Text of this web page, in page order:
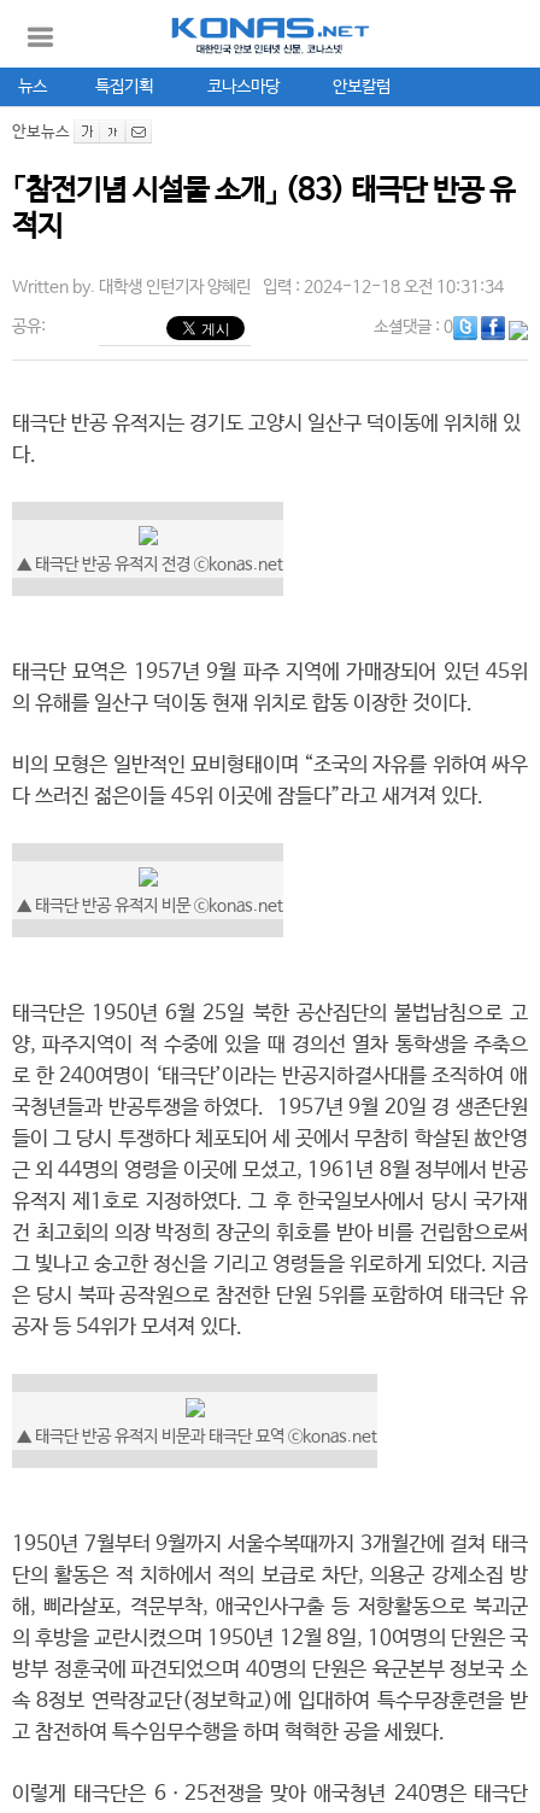
뉴스 특집기획 코나스마당 안보칼럼
안보뉴스
「참전기념 시설물 소개」 (83) 태극단 반공 유
적지
Written by. 대학생 인턴기자 양혜린 입력 : 2024-12-18 오전 10:31:34
공유: 소셜댓글: 0
태극단 반공 유적지는 경기도 고양시 일산구 덕이동에 위치해 있
다.
▲ 태극단 반공 유적지 전경 ⓒkonas.net
태극단 묘역은 1957년 9월 파주 지역에 가매장되어 있던 45위
의 유해를 일산구 덕이동 현재 위치로 합동 이장한 것이다.
비의 모형은 일반적인 묘비형태이며 “조국의 자유를 위하여 싸우
다 쓰러진 젊은이들 45위 이곳에 잠들다”라고 새겨져 있다.
▲ 태극단 반공 유적지 비문 ⓒkonas.net
태극단은 1950년 6월 25일 북한 공산집단의 불법남침으로 고
양, 파주지역이 적 수중에 있을 때 경의선 열차 통학생을 주축으
로 한 240여명이 ‘태극단’이라는 반공지하결사대를 조직하여 애
국청년들과 반공투쟁을 하였다. 1957년 9월 20일 경 생존단원
들이 그 당시 투쟁하다 체포되어 세 곳에서 무참히 학살된 故안영
근 외 44명의 영령을 이곳에 모셨고, 1961년 8월 정부에서 반공
유적지 제1호로 지정하였다. 그 후 한국일보사에서 당시 국가재
건 최고회의 의장 박정희 장군의 휘호를 받아 비를 건립함으로써
그 빛나고 숭고한 정신을 기리고 영령들을 위로하게 되었다. 지금
은 당시 북파 공작원으로 참전한 단원 5위를 포함하여 태극단 유
공자 등 54위가 모셔져 있다.
▲ 태극단 반공 유적지 비문과 태극단 묘역 ⓒkonas.net
1950년 7월부터 9월까지 서울수복때까지 3개월간에 걸쳐 태극
단의 활동은 적 치하에서 적의 보급로 차단, 의용군 강제소집 방
해, 삐라살포, 격문부착, 애국인사구출 등 저항활동으로 북괴군
의 후방을 교란시켰으며 1950년 12월 8일, 10여명의 단원은 국
방부 정훈국에 파견되었으며 40명의 단원은 육군본부 정보국 소
속 8정보 연락장교단(정보학교)에 입대하여 특수무장훈련을 받
고 참전하여 특수임무수행을 하며 혁혁한 공을 세웠다.
이렇게 태극단은 6ㆍ25전쟁을 맞아 애국청년 240명은 태극단